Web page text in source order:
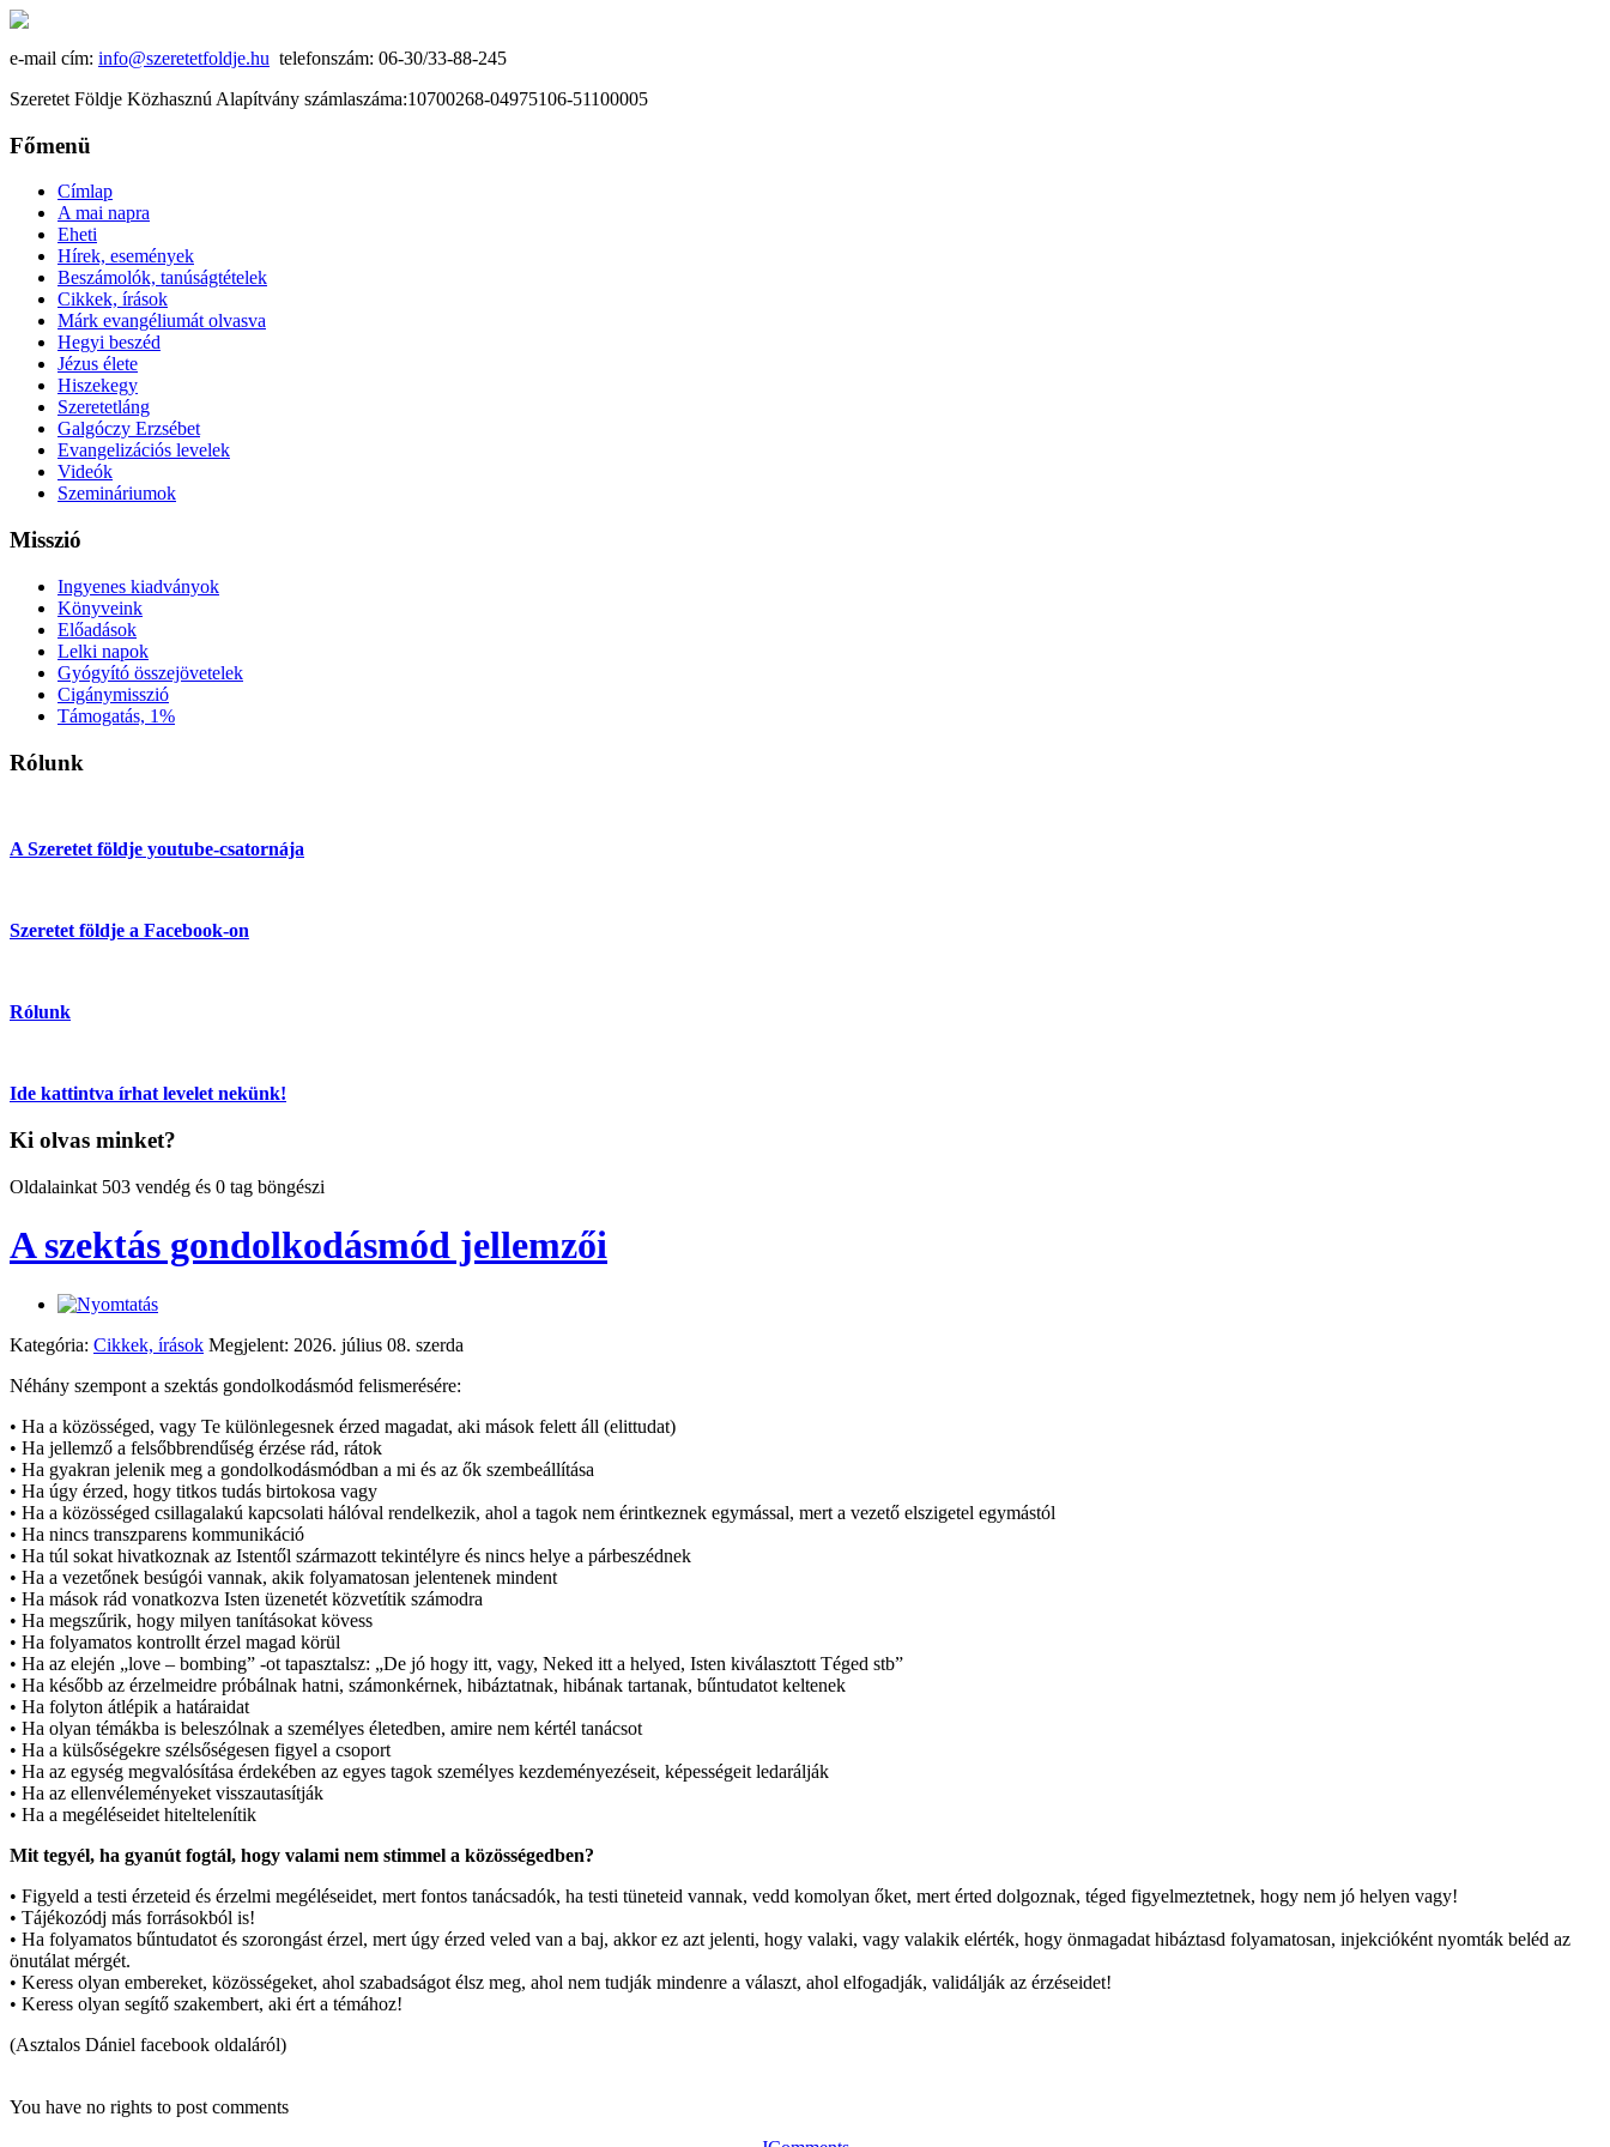
e-mail cím: info@szeretetfoldje.hu telefonszám: 06-30/33-88-245
Szeretet Földje Közhasznú Alapítvány számlaszáma:10700268-04975106-51100005
Főmenü
Címlap
A mai napra
Eheti
Hírek, események
Beszámolók, tanúságtételek
Cikkek, írások
Márk evangéliumát olvasva
Hegyi beszéd
Jézus élete
Hiszekegy
Szeretetláng
Galgóczy Erzsébet
Evangelizációs levelek
Videók
Szemináriumok
Misszió
Ingyenes kiadványok
Könyveink
Előadások
Lelki napok
Gyógyító összejövetelek
Cigánymisszió
Támogatás, 1%
Rólunk
A Szeretet földje youtube-csatornája
Szeretet földje a Facebook-on
Rólunk
Ide kattintva írhat levelet nekünk!
Ki olvas minket?
Oldalainkat 503 vendég és 0 tag böngészi
A szektás gondolkodásmód jellemzői
Kategória: Cikkek, írások Megjelent: 2026. július 08. szerda
Néhány szempont a szektás gondolkodásmód felismerésére:
• Ha a közösséged, vagy Te különlegesnek érzed magadat, aki mások felett áll (elittudat)
• Ha jellemző a felsőbbrendűség érzése rád, rátok
• Ha gyakran jelenik meg a gondolkodásmódban a mi és az ők szembeállítása
• Ha úgy érzed, hogy titkos tudás birtokosa vagy
• Ha a közösséged csillagalakú kapcsolati hálóval rendelkezik, ahol a tagok nem érintkeznek egymással, mert a vezető elszigetel egymástól
• Ha nincs transzparens kommunikáció
• Ha túl sokat hivatkoznak az Istentől származott tekintélyre és nincs helye a párbeszédnek
• Ha a vezetőnek besúgói vannak, akik folyamatosan jelentenek mindent
• Ha mások rád vonatkozva Isten üzenetét közvetítik számodra
• Ha megszűrik, hogy milyen tanításokat kövess
• Ha folyamatos kontrollt érzel magad körül
• Ha az elején „love – bombing” -ot tapasztalsz: „De jó hogy itt, vagy, Neked itt a helyed, Isten kiválasztott Téged stb”
• Ha később az érzelmeidre próbálnak hatni, számonkérnek, hibáztatnak, hibának tartanak, bűntudatot keltenek
• Ha folyton átlépik a határaidat
• Ha olyan témákba is beleszólnak a személyes életedben, amire nem kértél tanácsot
• Ha a külsőségekre szélsőségesen figyel a csoport
• Ha az egység megvalósítása érdekében az egyes tagok személyes kezdeményezéseit, képességeit ledarálják
• Ha az ellenvéleményeket visszautasítják
• Ha a megéléseidet hiteltelenítik
Mit tegyél, ha gyanút fogtál, hogy valami nem stimmel a közösségedben?
• Figyeld a testi érzeteid és érzelmi megéléseidet, mert fontos tanácsadók, ha testi tüneteid vannak, vedd komolyan őket, mert érted dolgoznak, téged figyelmeztetnek, hogy nem jó helyen vagy!
• Tájékozódj más forrásokból is!
• Ha folyamatos bűntudatot és szorongást érzel, mert úgy érzed veled van a baj, akkor ez azt jelenti, hogy valaki, vagy valakik elérték, hogy önmagadat hibáztasd folyamatosan, injekcióként nyomták beléd az
önutálat mérgét.
• Keress olyan embereket, közösségeket, ahol szabadságot élsz meg, ahol nem tudják mindenre a választ, ahol elfogadják, validálják az érzéseidet!
• Keress olyan segítő szakembert, aki ért a témához!
(Asztalos Dániel facebook oldaláról)
You have no rights to post comments